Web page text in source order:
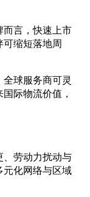
而言，快速上市
可缩短落地周
球服务商可灵
际物流价值，
、劳动力扰动与
化网络与区域